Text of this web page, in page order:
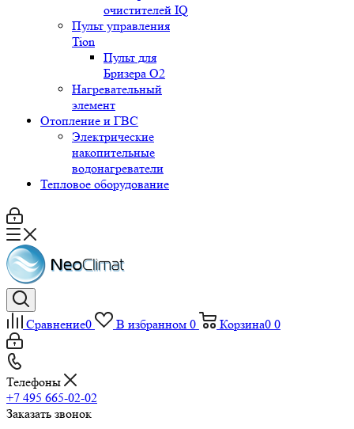
очистителей IQ
Пульт управления
Tion
Пульт для
Бризера O2
Нагревательный
элемент
Отопление и ГВС
Электрические
накопительные
водонагреватели
Тепловое оборудование
Сравнение0 В избранном 0 Корзина0 0
Телефоны
+7 495 665-02-02
Заказать звонок